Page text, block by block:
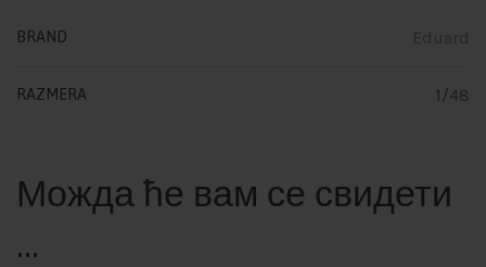
BRAND
RAZMERA 1/48
Можда ће вам се свидети
…